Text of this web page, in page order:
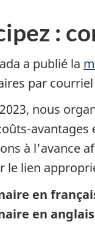
:
a publié la
par
nous
à l'avance
le lien
en
en